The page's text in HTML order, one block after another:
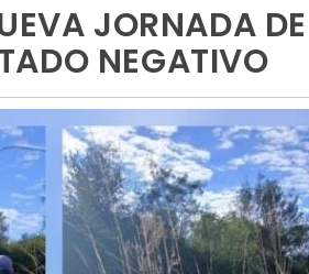
JORNADA DE
NEGATIVO